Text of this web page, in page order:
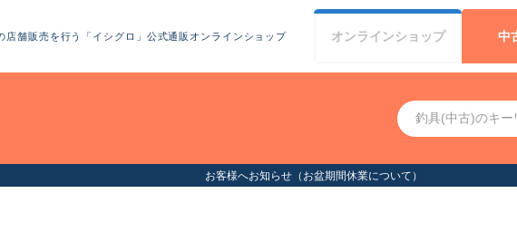
店舗販売を行う「イシグロ」公式通販オンラインショップ オンラインショップ 中
お客様へお知らせ（お盆期間休業について）